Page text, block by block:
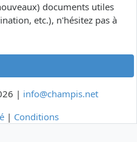
documents utiles
etc.), n'hésitez pas à
| info@champis.net
| Conditions